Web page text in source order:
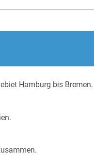
Hamburg bis Bremen.